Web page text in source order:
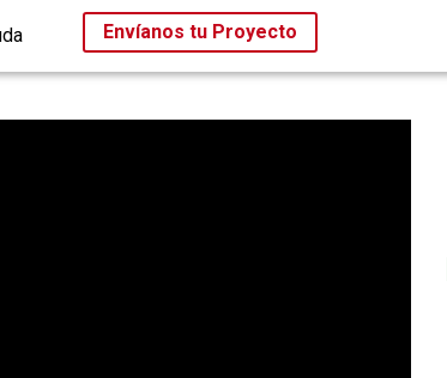
Envíanos tu Proyecto